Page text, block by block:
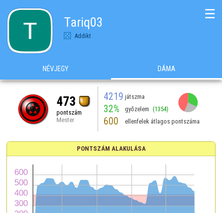
Tariq03
Addikt
☰
NÉVJEGY DÁMA
473
pontszám
Mester
4219 játszma
32% győzelem (1354)
600 ellenfelek átlagos pontszáma
PONTSZÁM ALAKULÁSA